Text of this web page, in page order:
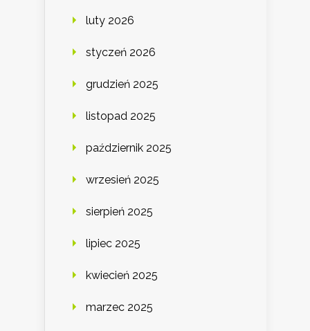
luty 2026
styczeń 2026
grudzień 2025
listopad 2025
październik 2025
wrzesień 2025
sierpień 2025
lipiec 2025
kwiecień 2025
marzec 2025